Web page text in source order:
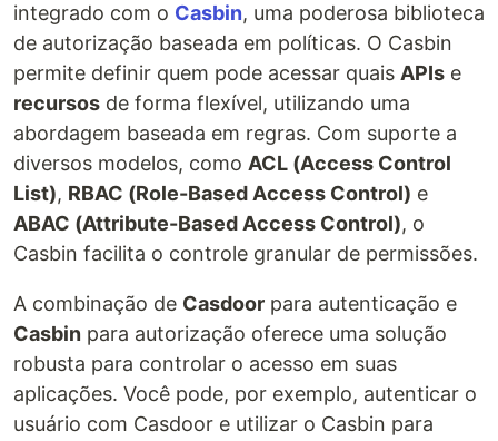
integrado com o Casbin, uma poderosa biblioteca
de autorização baseada em políticas. O Casbin
permite definir quem pode acessar quais APIs e
recursos de forma flexível, utilizando uma
abordagem baseada em regras. Com suporte a
diversos modelos, como ACL (Access Control
List), RBAC (Role-Based Access Control) e
ABAC (Attribute-Based Access Control), o
Casbin facilita o controle granular de permissões.
A combinação de Casdoor para autenticação e
Casbin para autorização oferece uma solução
robusta para controlar o acesso em suas
aplicações. Você pode, por exemplo, autenticar o
usuário com Casdoor e utilizar o Casbin para